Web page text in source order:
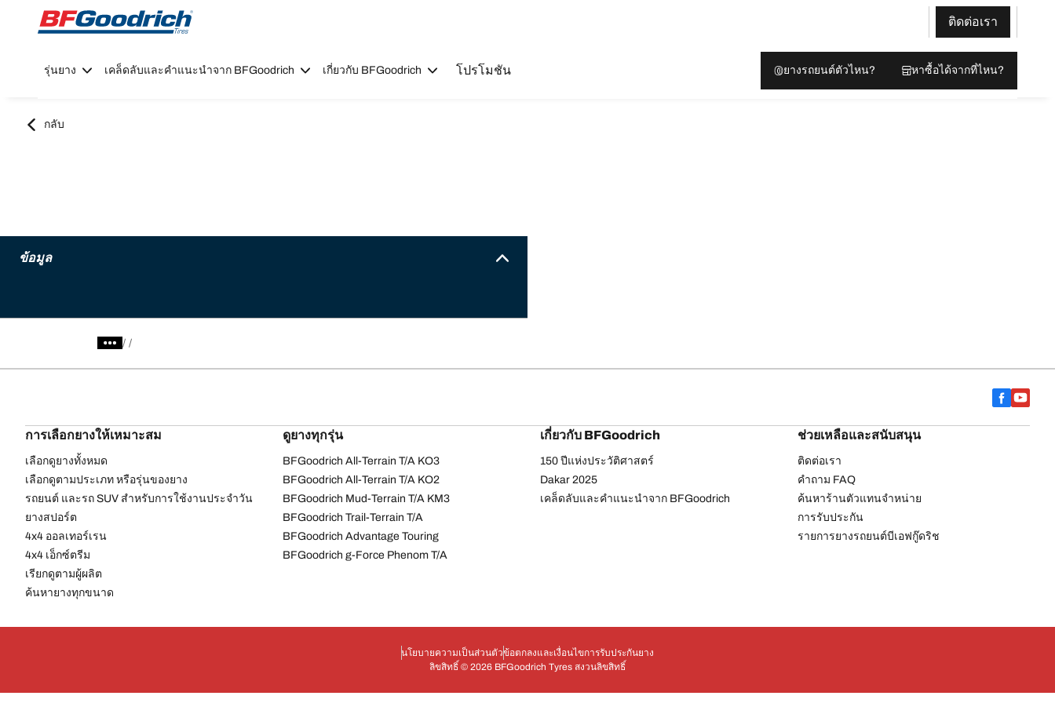
Go to page content
Go to page navigation
ติดต่อเรา
รุ่นยาง เคล็ดลับและคำแนะนำจาก BFGoodrich เกี่ยวกับ BFGoodrich โปรโมชัน ยางรถยนต์ตัวไหน? หาซื้อได้จากที่ไหน?
กลับ
ข้อมูล
/
การเลือกยางให้เหมาะสม
เลือกดูยางทั้งหมด
เลือกดูตามประเภท หรือรุ่นของยาง
รถยนต์ และรถ SUV สำหรับการใช้งานประจำวัน
ยางสปอร์ต
4x4 ออลเทอร์เรน​
4x4 เอ็กซ์ตรีม​
เรียกดูตามผู้ผลิต
ค้นหายางทุกขนาด
ดูยางทุกรุ่น
BFGoodrich All-Terrain T/A KO3
BFGoodrich All-Terrain T/A KO2
BFGoodrich Mud-Terrain T/A KM3
BFGoodrich Trail-Terrain T/A
BFGoodrich Advantage Touring
BFGoodrich g-Force Phenom T/A
เกี่ยวกับ BFGoodrich
150 ปีแห่งประวัติศาสตร์
Dakar 2025
เคล็ดลับและคำแนะนำจาก BFGoodrich
ช่วยเหลือและสนับสนุน
ติดต่อเรา
คำถาม FAQ
ค้นหาร้านตัวแทนจำหน่าย
การรับประกัน
รายการยางรถยนต์บีเอฟกู๊ดริช
นโยบายความเป็นส่วนตัวข้อตกลงและเงื่อนไขการรับประกันยาง
ลิขสิทธิ์ © 2026 BFGoodrich Tyres สงวนลิขสิทธิ์